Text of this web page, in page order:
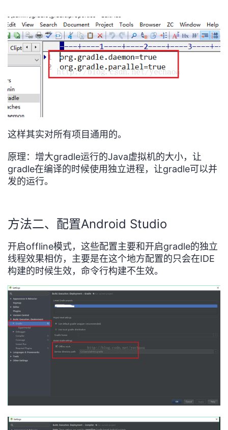
藏
这样其实对所有项目通用的。
原理：增大gradle运行的Java虚拟机的大小，让
gradle在编译的时候使用独立进程，让gradle可以并
发的运行。
方法二、配置Android Studio
开启offline模式，这些配置主要和开启gradle的独立
线程效果相仿，主要是在这个地方配置的只会在IDE
构建的时候生效，命令行构建不生效。